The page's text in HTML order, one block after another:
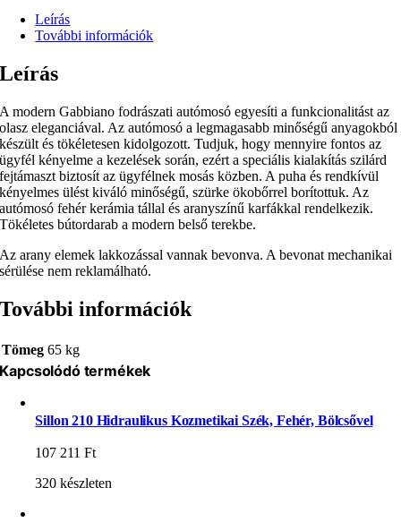
Leírás
További információk
Leírás
A modern Gabbiano fodrászati autómosó egyesíti a funkcionalitást az
olasz eleganciával. Az autómosó a legmagasabb minőségű anyagokból
készült és tökéletesen kidolgozott. Tudjuk, hogy mennyire fontos az
ügyfél kényelme a kezelések során, ezért a speciális kialakítás szilárd
fejtámaszt biztosít az ügyfélnek mosás közben. A puha és rendkívül
kényelmes ülést kiváló minőségű, szürke ökobőrrel borítottuk. Az
autómosó fehér kerámia tállal és aranyszínű karfákkal rendelkezik.
Tökéletes bútordarab a modern belső terekbe.
Az arany elemek lakkozással vannak bevonva. A bevonat mechanikai
sérülése nem reklamálható.
További információk
Tömeg 65 kg
Kapcsolódó termékek
Sillon 210 Hidraulikus Kozmetikai Szék, Fehér, Bölcsővel
107 211Ft
320 készleten